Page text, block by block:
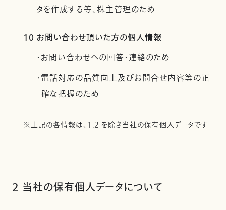
タを作成する等、株主管理のため
10 お問い合わせ頂いた方の個人情報
・お問い合わせへの回答・連絡のため
・電話対応の品質向上及びお問合せ内容等の正
確な把握のため
※上記の各情報は、1.2 を除き当社の保有個人データです
2 当社の保有個人データについて